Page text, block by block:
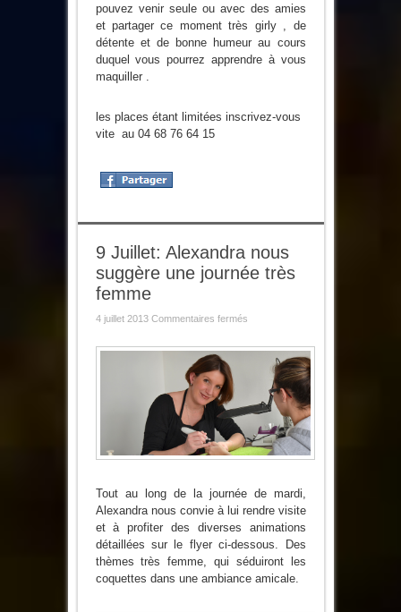
pouvez venir seule ou avec des amies
et partager ce moment très girly , de
détente et de bonne humeur au cours
duquel vous pourrez apprendre à vous
maquiller .
les places étant limitées inscrivez-vous
vite au 04 68 76 64 15
9 Juillet: Alexandra nous
suggère une journée très
femme
4 juillet 2013 Commentaires ferméssur
Alexandra
suggère
journée
très
femme
Tout au long de la journée de mardi,
Alexandra nous convie à lui rendre visite
et à profiter des diverses animations
détaillées sur le flyer ci-dessous. Des
thèmes très femme, qui séduiront les
coquettes dans une ambiance amicale.